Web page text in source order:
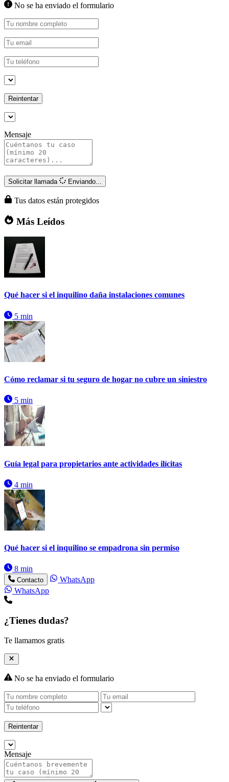
No se ha enviado el formulario
Reintentar
Mensaje
Solicitar llamada Enviando...
Tus datos están protegidos
Más Leídos
Qué hacer si el inquilino daña instalaciones comunes
5 min
Cómo reclamar si tu seguro de hogar no cubre un siniestro
5 min
Guía legal para propietarios ante actividades ilícitas
4 min
Qué hacer si el inquilino se empadrona sin permiso
8 min
Contacto
WhatsApp
WhatsApp
¿Tienes dudas?
Te llamamos gratis
No se ha enviado el formulario
Reintentar
Mensaje